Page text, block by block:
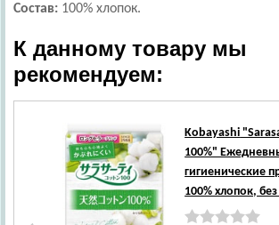
Состав: 100% хлопок.
К данному товару мы
рекомендуем:
Kobayashi
100%"
гигиенические
100% хлопок,
шт.